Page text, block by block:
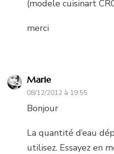
(modele cuisinart
merci
Marie
08/12/2012 à 19:55
Bonjour
La quantité d’eau
utilisez. Essayez en